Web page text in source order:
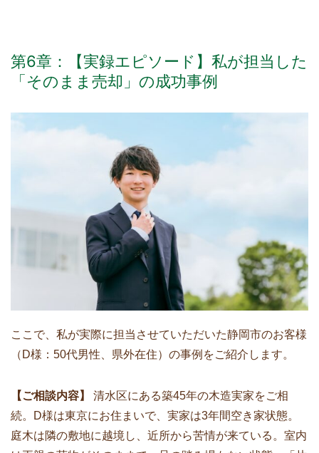
第6章：【実録エピソード】私が担当した
「そのまま売却」の成功事例
ここで、私が実際に担当させていただいた静岡市のお客様
（D様：50代男性、県外在住）の事例をご紹介します。
【ご相談内容】
清水区にある築45年の木造実家をご相
続。D様は東京にお住まいで、実家は3年間空き家状態。
庭木は隣の敷地に越境し、近所から苦情が来ている。室内